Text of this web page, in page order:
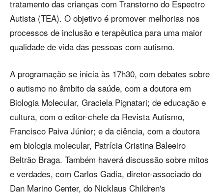
tratamento das crianças com Transtorno do Espectro
Autista (TEA). O objetivo é promover melhorias nos
processos de inclusão e terapêutica para uma maior
qualidade de vida das pessoas com autismo.
A programação se inicia às 17h30, com debates sobre
o autismo no âmbito da saúde, com a doutora em
Biologia Molecular, Graciela Pignatari; de educação e
cultura, com o editor-chefe da Revista Autismo,
Francisco Paiva Júnior; e da ciência, com a doutora
em biologia molecular, Patrícia Cristina Baleeiro
Beltrão Braga. Também haverá discussão sobre mitos
e verdades, com Carlos Gadia, diretor-associado do
Dan Marino Center, do Nicklaus Children's